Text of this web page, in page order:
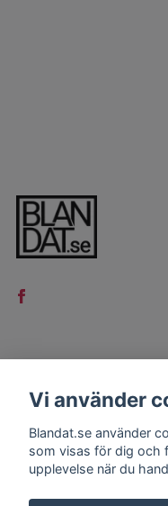
Kontakt
Köpvillkor
Vi använder
Blandat.se använder
som visas för dig och
upplevelse när du